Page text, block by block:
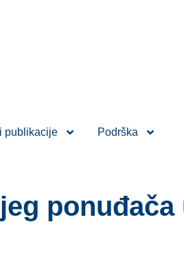
publikacije Podrška